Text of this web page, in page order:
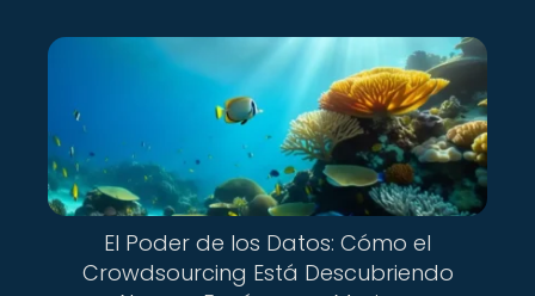
El Poder de los Datos: Cómo el
Crowdsourcing Está Descubriendo